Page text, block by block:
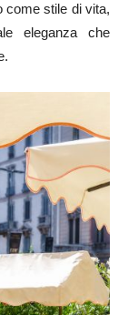
come stile di vita,
eleganza che